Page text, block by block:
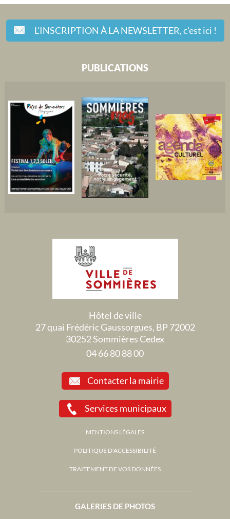
L'INSCRIPTION À LA NEWSLETTER,c'est ici !
GALERIES DE PHOTOS
PUBLICATIONS
Hôtel de ville
27 quai Frédéric Gaussorgues, BP 72002
30252 Sommières Cedex
04 66 80 88 00
Contacter la mairie
Services municipaux
MENTIONS LÉGALES
POLITIQUE D'ACCESSIBILITÉ
TRAITEMENT DE VOS DONNÉES